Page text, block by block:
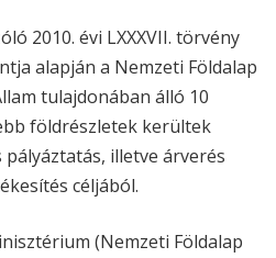
2010. évi LXXXVII. törvény
alapján a Nemzeti Földalap
tulajdonában álló 10
földrészletek kerültek
illetve árverés
céljából.
(Nemzeti Földalap